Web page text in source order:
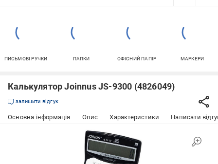
ПИСЬМОВІ РУЧКИ ПАПКИ ОФІСНИЙ ПАПІР МАРКЕРИ
Калькулятор Joinnus JS-9300 (4826049)
залишити відгук
Основна інформація Опис Характеристики Написати